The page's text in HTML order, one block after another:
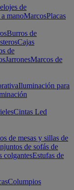
de
manoMarcosPlacas
Burros de
Cajas
de
JarronesMarcos de
Iluminación para
Cintas Led
de mesas y sillas de
de sofás de
colgantesEstufas de
Columpios